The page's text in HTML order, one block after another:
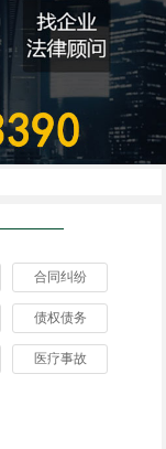
合同纠纷
债权债务
医疗事故